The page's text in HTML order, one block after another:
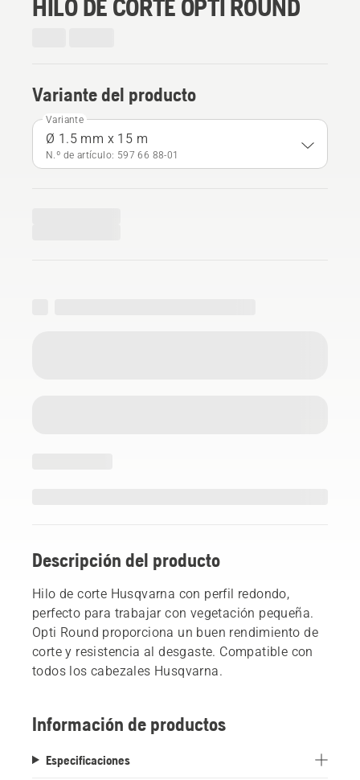
HILO DE CORTE OPTI ROUND
Variante del producto
Variante
Ø 1.5 mm x 15 m
N.º de artículo: 597 66 88‑01
Descripción del producto
Hilo de corte Husqvarna con perfil redondo,
perfecto para trabajar con vegetación pequeña.
Opti Round proporciona un buen rendimiento de
corte y resistencia al desgaste. Compatible con
todos los cabezales Husqvarna.
Información de productos
Especificaciones